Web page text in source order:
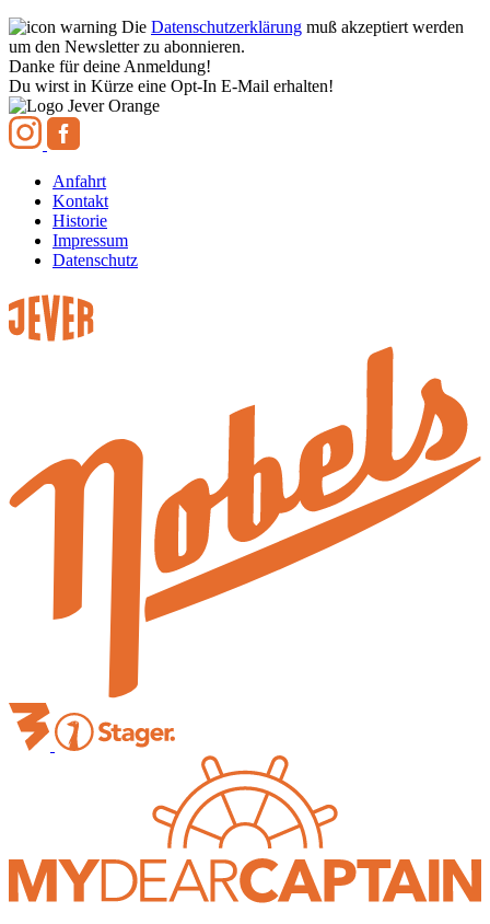
Die Datenschutzerklärung muß akzeptiert werden
um den Newsletter zu abonnieren.
Danke für deine Anmeldung!
Du wirst in Kürze eine Opt-In E-Mail erhalten!
Anfahrt
Kontakt
Historie
Impressum
Datenschutz